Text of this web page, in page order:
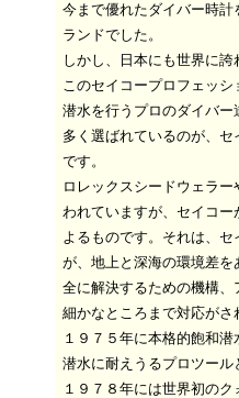
今まで優れたダイバー時
ランドでした。
しかし、日本にも世界に
このセイコープロフェッ
潜水を行うプロのダイバ
多く選ばれているのが、
です。
ロレックスシードウェラ
われていますが、セイコ
よるものです。それは、
が、地上と深海の環境差
全に解決するための機構
細かなところまで対応がさ
１９７５年に本格的飽和
潜水に耐えうるプロツー
１９７８年には世界初の